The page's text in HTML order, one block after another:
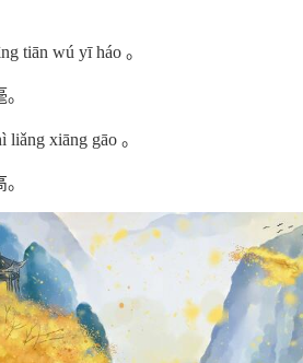
tiān wú yī háo 。
xiāng gāo 。